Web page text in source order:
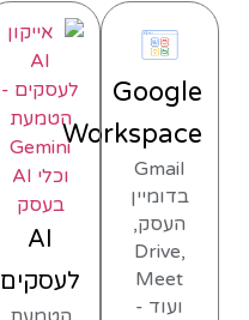
Google
Workspace
Gmail
בדומיין
העסק,
Drive,
Meet
ועוד -
AI
לעסקים